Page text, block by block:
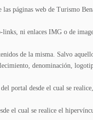
páginas web de Turismo
links, ni enlaces IMG o de
de la misma. Salvo
denominación,
portal desde el cual se
el cual se realice el